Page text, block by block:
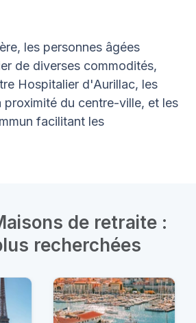
les personnes âgées
de diverses commodités,
Hospitalier d'Aurillac, les
proximité du centre-ville, et les
facilitant les
de retraite :
recherchées